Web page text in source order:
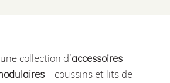
collection d’accessoires
– coussins et lits de